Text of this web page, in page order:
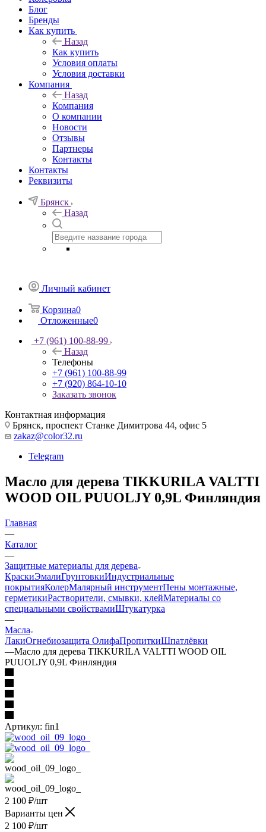
Блог
Бренды
Как купить
Назад
Как купить
Условия оплаты
Условия доставки
Компания
Назад
Компания
О компании
Новости
Отзывы
Партнеры
Контакты
Контакты
Реквизиты
Брянск
Назад
Личный кабинет
Корзина0
Отложенные0
+7 (961) 100-88-99
Назад
Телефоны
+7 (961) 100-88-99
+7 (920) 864-10-10
Заказать звонок
Контактная информация
Брянск, проспект Станке Димитрова 44, офис 5
zakaz@color32.ru
Telegram
Масло для дерева TIKKURILA VALTTI
WOOD OIL PUUOLJY 0,9L Финляндия
Главная
—
Каталог
—
Защитные материалы для дерева
КраскиЭмалиГрунтовкиИндустриальные
покрытияКолерМалярный инструментПены монтажные,
герметикиРастворители, смывки, клейМатериалы со
специальными свойствамиШтукатурка
—
Масла
ЛакиОгнебиозащита ОлифаПропиткиШпатлёвки
—Масло для дерева TIKKURILA VALTTI WOOD OIL
PUUOLJY 0,9L Финляндия
Артикул: fin1
2 100 ₽/шт
Варианты цен
2 100 ₽/шт